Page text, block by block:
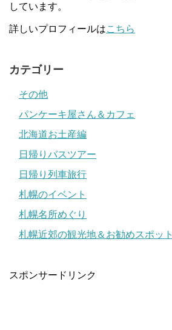
しています。
詳しいプロフィールはこちら
カテゴリー
その他
パンケーキ屋さん＆カフェ
北海道お土産編
日帰りバスツアー
日帰り列車旅行
札幌のイベント
札幌名所めぐり
札幌近郊の観光地＆お勧めスポット
スポンサードリンク